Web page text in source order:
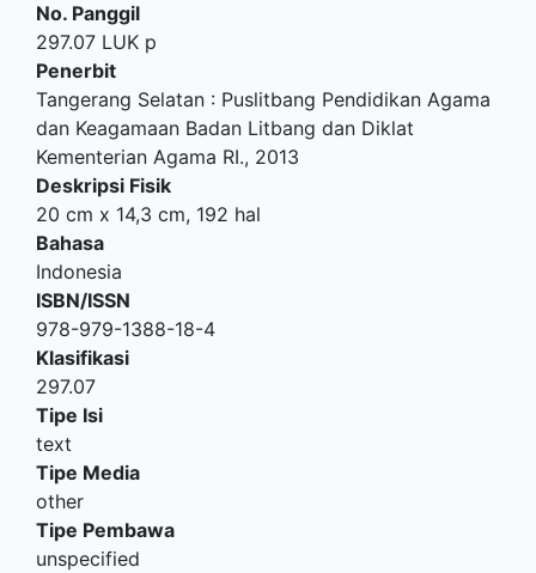
No. Panggil
297.07 LUK p
Penerbit
Tangerang Selatan : Puslitbang Pendidikan Agama
dan Keagamaan Badan Litbang dan Diklat
Kementerian Agama RI., 2013
Deskripsi Fisik
20 cm x 14,3 cm, 192 hal
Bahasa
Indonesia
ISBN/ISSN
978-979-1388-18-4
Klasifikasi
297.07
Tipe Isi
text
Tipe Media
other
Tipe Pembawa
unspecified